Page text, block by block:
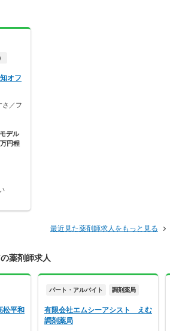
オフ
さ／フ
デル
円程
最近見た薬剤師求人をもっと見る
薬剤師求人
平和
パート・アルバイト 調剤薬局
有限会社エムシーアシスト えむ
調剤薬局